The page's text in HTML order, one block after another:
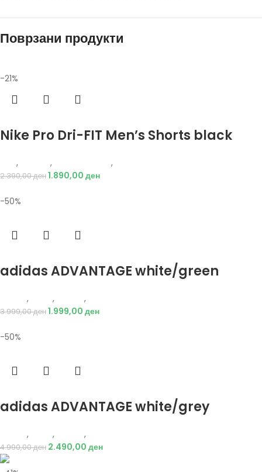
Поврзани продукти
-21%
Nike Pro Dri-FIT Men’s Shorts black
, , ,
2.390,00ден1.890,00 ден
-50%
adidas ADVANTAGE white/green
, , ,
3.999,00ден1.999,00 ден
-50%
adidas ADVANTAGE white/grey
, , ,
4.990,00ден 2.490,00 ден